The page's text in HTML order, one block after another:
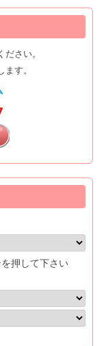
さい。
す。
押して下さい